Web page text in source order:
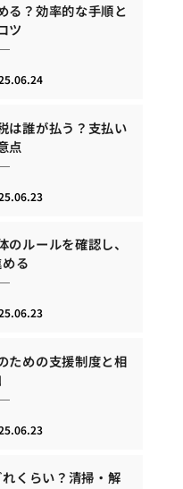
る？効率的な手順と
ツ
は誰が払う？支払い
点
ルールを確認し、
る
ための支援制度と相
くらい？清掃・解